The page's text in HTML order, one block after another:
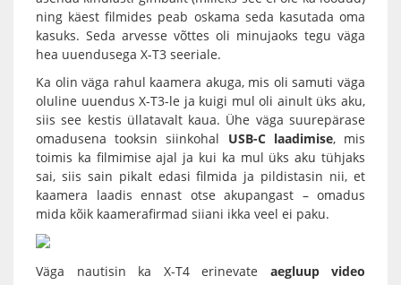
ning käest filmides peab oskama seda kasutada oma
kasuks. Seda arvesse võttes oli minujaoks tegu väga
hea uuendusega X-T3 seeriale.
Ka olin väga rahul kaamera akuga, mis oli samuti väga
oluline uuendus X-T3-le ja kuigi mul oli ainult üks aku,
siis see kestis üllatavalt kaua. Ühe väga suurepärase
omadusena tooksin siinkohal USB-C laadimise, mis
toimis ka filmimise ajal ja kui ka mul üks aku tühjaks
sai, siis sain pikalt edasi filmida ja pildistasin nii, et
kaamera laadis ennast otse akupangast – omadus
mida kõik kaamerafirmad siiani ikka veel ei paku.
Väga nautisin ka X-T4 erinevate aegluup video